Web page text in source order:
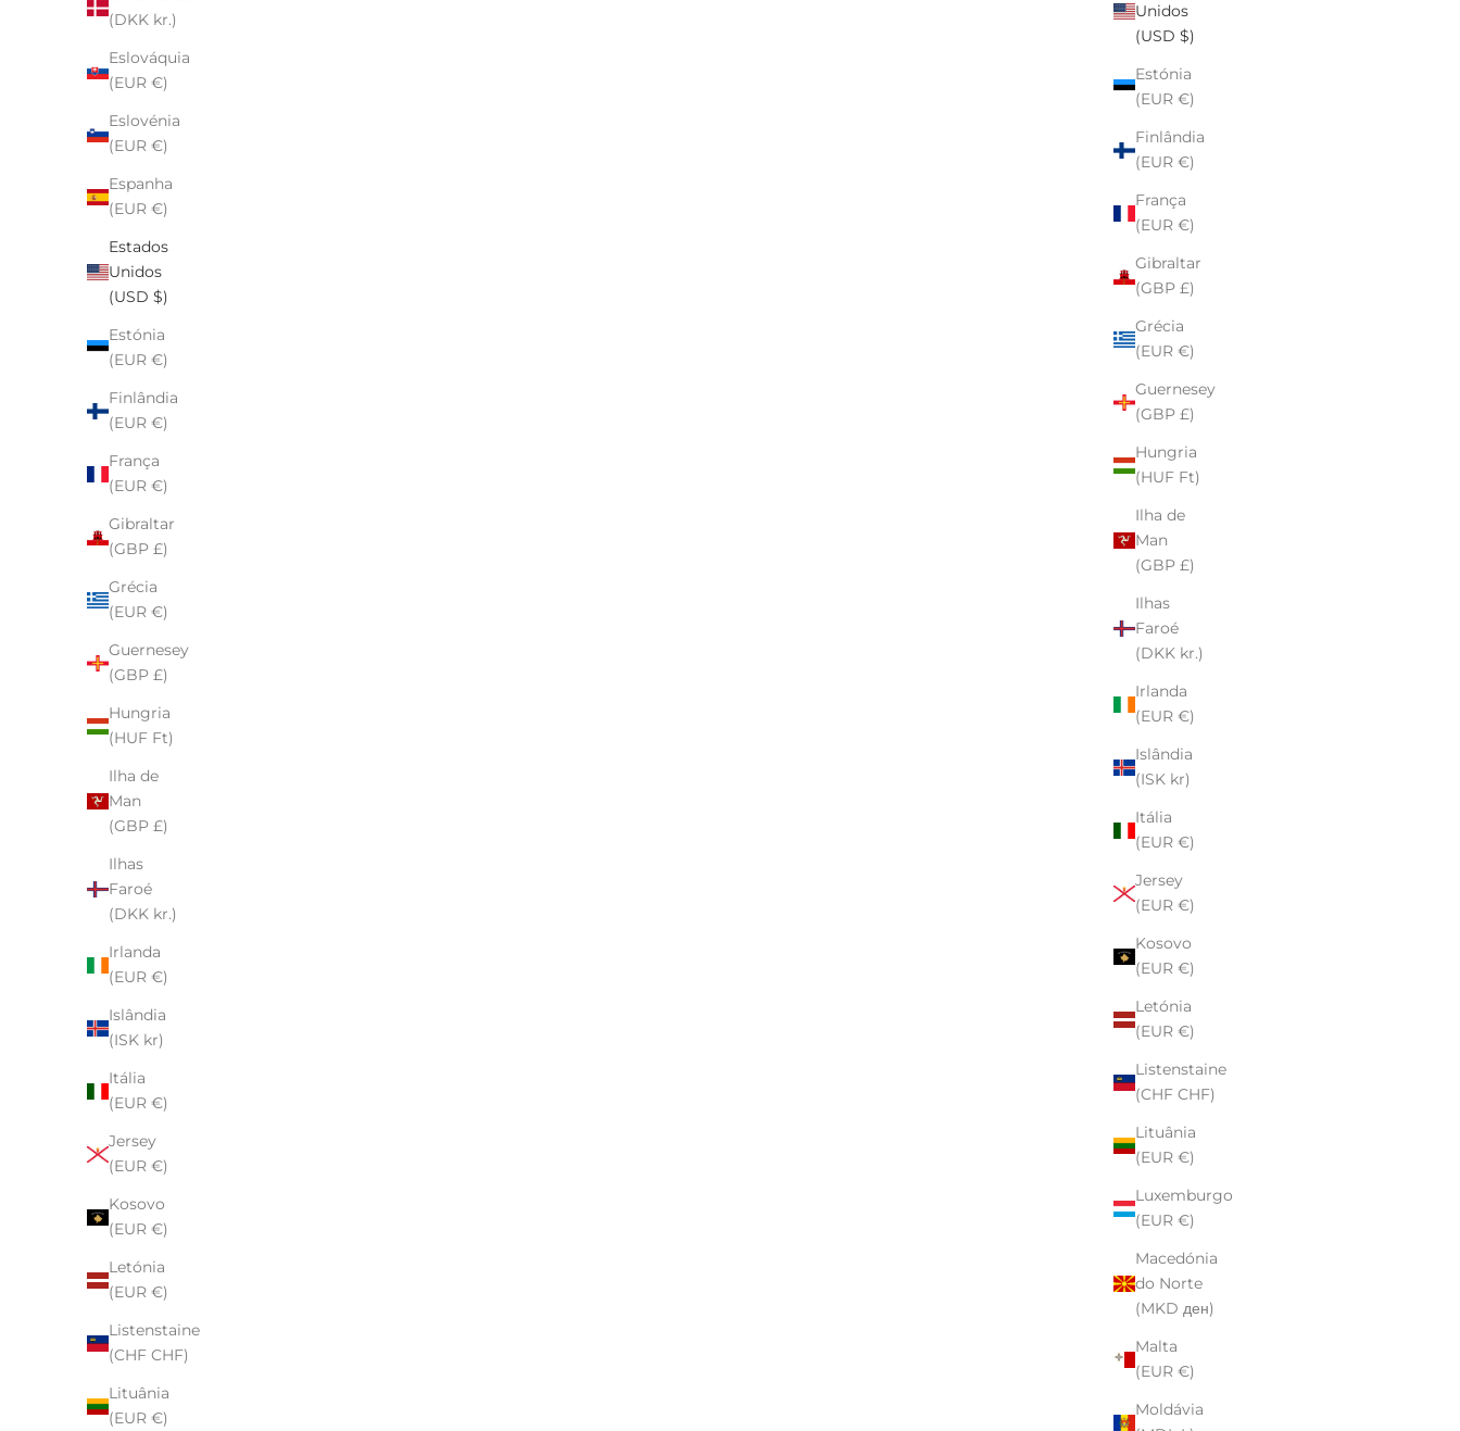
Unidos
(USD $)
Estónia
(EUR €)
Finlândia
(EUR €)
França
(EUR €)
Gibraltar
(GBP £)
Grécia
(EUR €)
Guernesey
(GBP £)
Hungria
(HUF Ft)
Ilha de
Man
(GBP £)
Ilhas
Faroé
(DKK kr.)
Irlanda
(EUR €)
Islândia
(ISK kr)
Itália
(EUR €)
Jersey
(EUR €)
Kosovo
(EUR €)
Letónia
(EUR €)
Listenstaine
(CHF CHF)
Lituânia
(EUR €)
Luxemburgo
(EUR €)
Macedónia
do Norte
(MKD ден)
Malta
(EUR €)
Moldávia
(DKK kr.)
Eslováquia
(EUR €)
Eslovénia
(EUR €)
Espanha
(EUR €)
Estados
Unidos
(USD $)
Estónia
(EUR €)
Finlândia
(EUR €)
França
(EUR €)
Gibraltar
(GBP £)
Grécia
(EUR €)
Guernesey
(GBP £)
Hungria
(HUF Ft)
Ilha de
Man
(GBP £)
Ilhas
Faroé
(DKK kr.)
Irlanda
(EUR €)
Islândia
(ISK kr)
Itália
(EUR €)
Jersey
(EUR €)
Kosovo
(EUR €)
Letónia
(EUR €)
Listenstaine
(CHF CHF)
Lituânia
(EUR €)
Piercing cobra